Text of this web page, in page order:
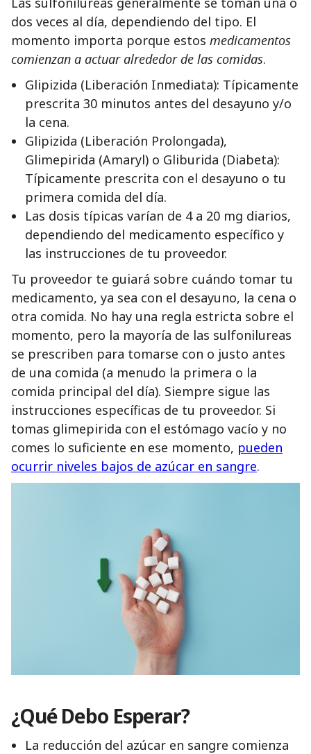
dos veces al día, dependiendo del tipo. El
momento importa porque estos medicamentos
comienzan a actuar alrededor de las comidas.
Glipizida (Liberación Inmediata): Típicamente
prescrita 30 minutos antes del desayuno y/o
la cena.
Glipizida (Liberación Prolongada),
Glimepirida (Amaryl) o Gliburida (Diabeta):
Típicamente prescrita con el desayuno o tu
primera comida del día.
Las dosis típicas varían de 4 a 20 mg diarios,
dependiendo del medicamento específico y
las instrucciones de tu proveedor.
Tu proveedor te guiará sobre cuándo tomar tu
medicamento, ya sea con el desayuno, la cena o
otra comida. No hay una regla estricta sobre el
momento, pero la mayoría de las sulfonilureas
se prescriben para tomarse con o justo antes
de una comida (a menudo la primera o la
comida principal del día). Siempre sigue las
instrucciones específicas de tu proveedor. Si
tomas glimepirida con el estómago vacío y no
comes lo suficiente en ese momento, pueden
ocurrir niveles bajos de azúcar en sangre.
¿Qué Debo Esperar?
La reducción del azúcar en sangre comienza